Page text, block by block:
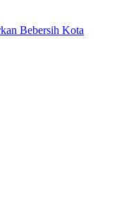
Bebersih Kota